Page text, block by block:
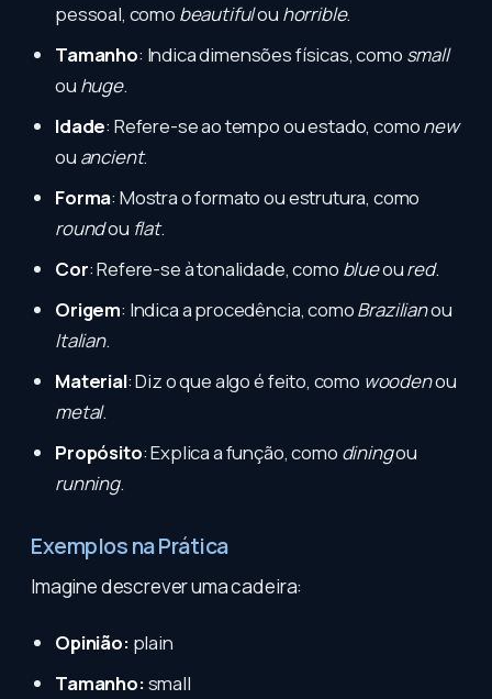
pessoal, como beautifulou horrible.
Tamanho: Indica dimensões físicas, como small
ou huge.
Idade: Refere-se ao tempo ou estado, comonew
ou ancient.
Forma: Mostra o formato ou estrutura, como
roundou flat.
Cor: Refere-se à tonalidade, como blueoured.
Origem: Indica a procedência, comoBrazilianou
Italian.
Material: Diz o que algo é feito, como woodenou
metal.
Propósito: Explica a função, como diningou
running.
Exemplos na Prática
Imagine descrever uma cadeira:
Opinião: plain
Tamanho:small